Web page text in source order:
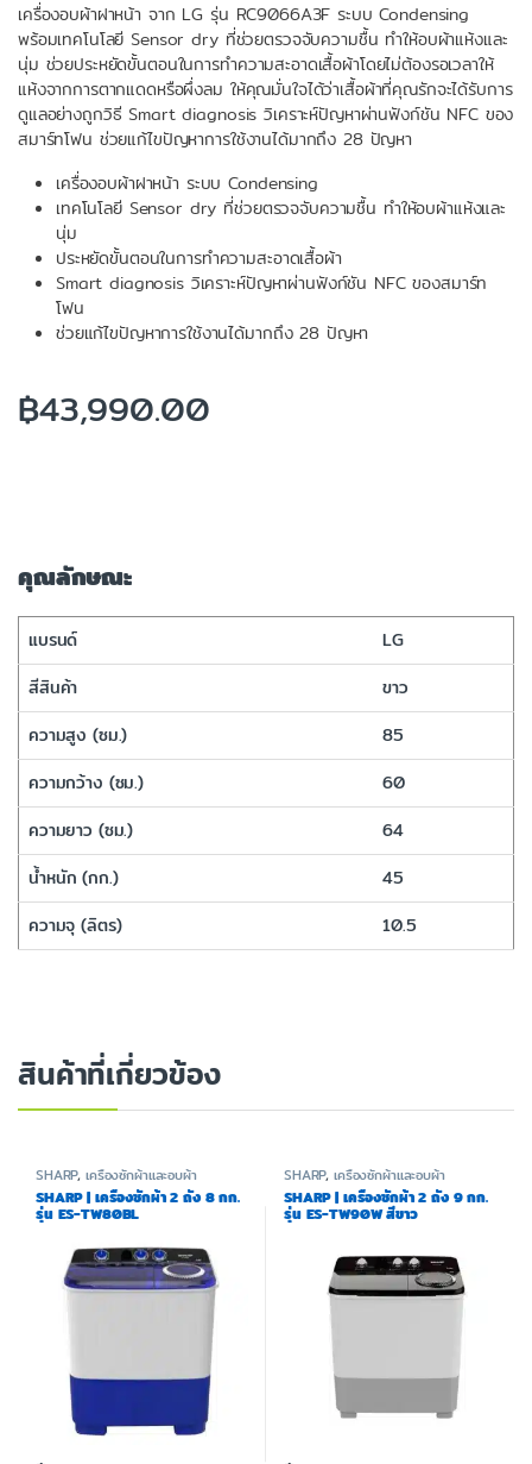
เครื่องอบผ้าฝาหน้า จาก LG รุ่น RC9066A3F ระบบ Condensing
พร้อมเทคโนโลยี Sensor dry ที่ช่วยตรวจจับความชื้น ทำให้อบผ้าแห้งและ
นุ่ม ช่วยประหยัดขั้นตอนในการทำความสะอาดเสื้อผ้าโดยไม่ต้องรอเวลาให้
แห้งจากการตากแดดหรือผึ่งลม ให้คุณมั่นใจได้ว่าเสื้อผ้าที่คุณรักจะได้รับการ
ดูแลอย่างถูกวิธี Smart diagnosis วิเคราะห์ปัญหาผ่านฟังก์ชัน NFC ของ
สมาร์ทโฟน ช่วยแก้ไขปัญหาการใช้งานได้มากถึง 28 ปัญหา
เครื่องอบผ้าฝาหน้า ระบบ Condensing
เทคโนโลยี Sensor dry ที่ช่วยตรวจจับความชื้น ทำให้อบผ้าแห้งและ
นุ่ม
ประหยัดขั้นตอนในการทำความสะอาดเสื้อผ้า
Smart diagnosis วิเคราะห์ปัญหาผ่านฟังก์ชัน NFC ของสมาร์ท
โฟน
ช่วยแก้ไขปัญหาการใช้งานได้มากถึง 28 ปัญหา
฿43,990.00
สินค้าที่เกี่ยวข้อง
SHARP,เครื่องซักผ้าและอบผ้า
SHARP | เครื่องซักผ้า 2 ถัง 8 กก.
รุ่น ES-TW80BL
SHARP,เครื่องซักผ้าและอบผ้า
SHARP | เครื่องซักผ้า 2 ถัง 9 กก.
รุ่น ES-TW90W สีขาว
คุณลักษณะ
แบรนด์
LG
สีสินค้า
ขาว
ความสูง (ซม.)
85
ความกว้าง (ซม.)
60
ความยาว (ซม.)
64
น้ำหนัก (กก.)
45
ความจุ (ลิตร)
10.5